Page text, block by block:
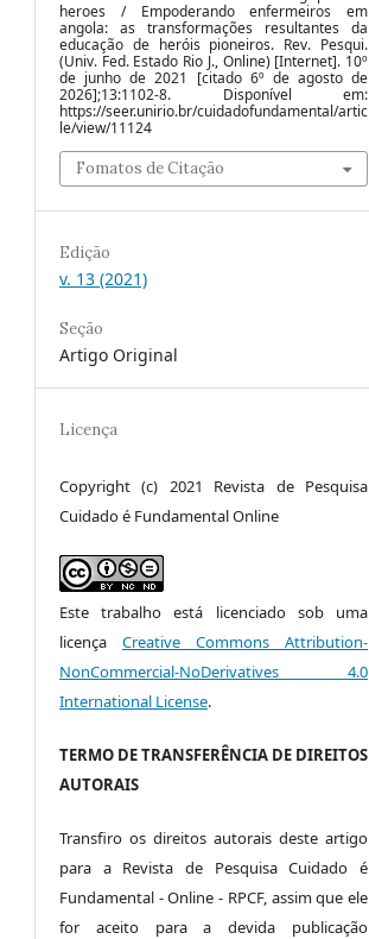
heroes / Empoderando enfermeiros em
angola: as transformações resultantes da
educação de heróis pioneiros. Rev. Pesqui.
(Univ. Fed. Estado Rio J., Online) [Internet]. 10º
de junho de 2021 [citado 6º de agosto de
2026];13:1102-8. Disponível em:
https://seer.unirio.br/cuidadofundamental/artic
le/view/11124
Fomatos de Citação
Edição
v. 13 (2021)
Seção
Artigo Original
Licença
Copyright (c) 2021 Revista de Pesquisa
Cuidado é Fundamental Online
Este trabalho está licenciado sob uma
licença Creative Commons Attribution-
NonCommercial-NoDerivatives 4.0
International License.
TERMO DE TRANSFERÊNCIA DE DIREITOS
AUTORAIS
Transfiro os direitos autorais deste artigo
para a Revista de Pesquisa Cuidado é
Fundamental - Online - RPCF, assim que ele
for aceito para a devida publicação